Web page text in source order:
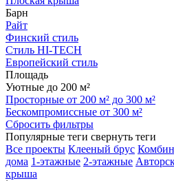
Барн
Райт
Финский стиль
Стиль HI-TECH
Европейский стиль
Площадь
Уютные до 200 м²
Просторные от 200 м² до 300 м²
Бескомпромиссные от 300 м²
Сбросить фильтры
Популярные теги свернуть теги
Все проекты Клееный брус
дома 1-этажные 2-этажные
крыша